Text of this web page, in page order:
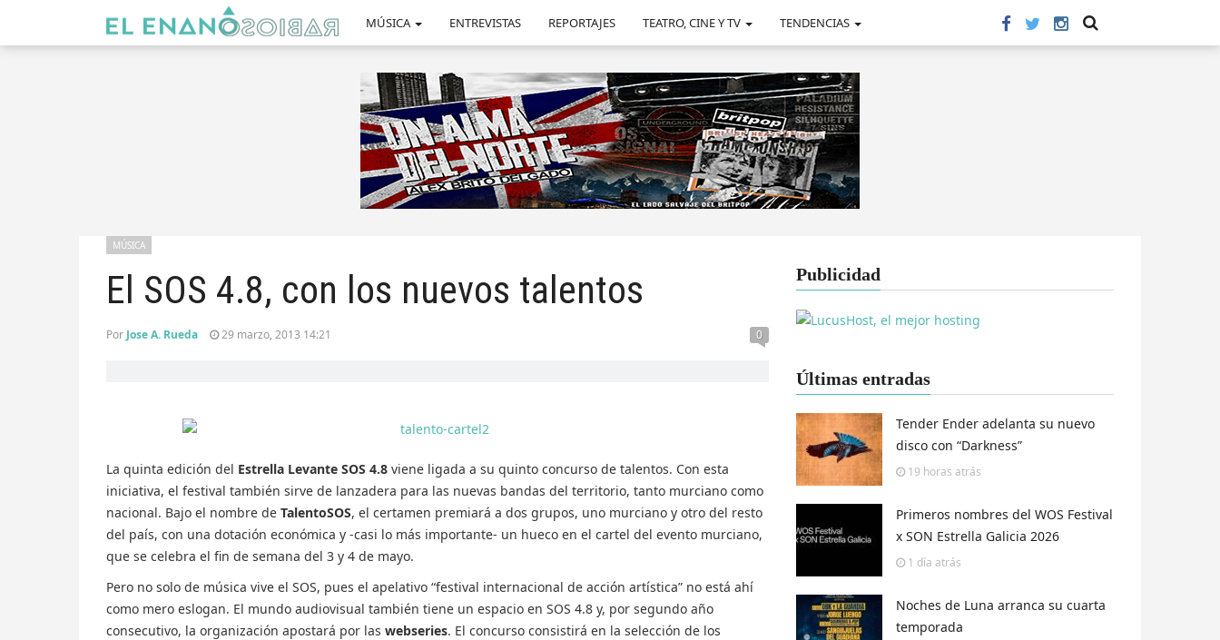
MÚSICA ENTREVISTAS REPORTAJES TEATRO, CINE Y TV TENDENCIAS
El SOS 4.8, con los nuevos talentos
MÚSICA
Por Jose A. Rueda 29 marzo, 2013 14:21 0
La quinta edición del Estrella Levante SOS 4.8 viene ligada a su quinto concurso de talentos. Con esta
iniciativa, el festival también sirve de lanzadera para las nuevas bandas del territorio, tanto murciano como
nacional. Bajo el nombre de TalentoSOS, el certamen premiará a dos grupos, uno murciano y otro del resto
del país, con una dotación económica y -casi lo más importante- un hueco en el cartel del evento murciano,
que se celebra el fin de semana del 3 y 4 de mayo.
Pero no solo de música vive el SOS, pues el apelativo “festival internacional de acción artística” no está ahí
como mero eslogan. El mundo audiovisual también tiene un espacio en SOS 4.8 y, por segundo año
consecutivo, la organización apostará por las webseries. El concurso consistirá en la selección de los
Publicidad
Últimas entradas
Tender Ender adelanta su nuevo
disco con “Darkness”
19 horas atrás
Primeros nombres del WOS Festival
x SON Estrella Galicia 2026
1 día atrás
Noches de Luna arranca su cuarta
temporada